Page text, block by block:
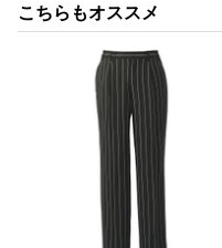
こちらもオススメ